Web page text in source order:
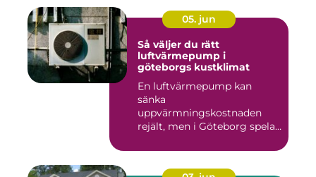
05. jun
Så väljer du rätt
luftvärmepump i
göteborgs kustklimat
En luftvärmepump kan
sänka
uppvärmningskostnaden
rejält, men i Göteborg spelar